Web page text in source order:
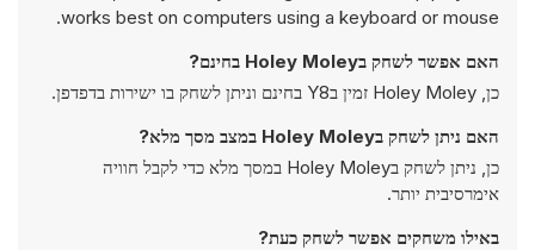
works best on computers using a keyboard or mouse.
האם אפשר לשחק בHoley Moley בחינם?
כן, Holey Moley זמין בY8 בחינם וניתן לשחק בו ישירות בדפדפן.
האם ניתן לשחק בHoley Moley במצב מסך מלא?
כן, ניתן לשחק בHoley Moley במסך מלא כדי לקבל חוויה
אימרסיבית יותר.
באילו משחקים אפשר לשחק כעת?